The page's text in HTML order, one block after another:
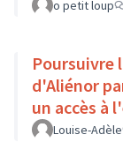
o petit loup
Poursuivre
d'Aliénor
un accès à
Louise-Adèle